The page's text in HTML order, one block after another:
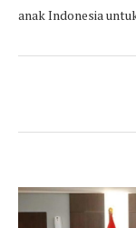
anak Indonesia